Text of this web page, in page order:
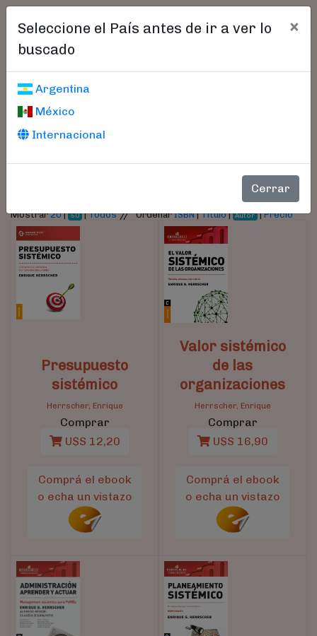
Seleccione el País antes de ir a ver lo
buscado
×
Argentina
México
Internacional
Cerrar
Libros encontrados
Parámetros
Mostrar20| 50 |Todos//OrdenarISBN|Título| Autor |Precio
Presupuesto
sistémico
Herrscher, Enrique
Comprar
U$S 12,20
Comprá el ebook
o echa un vistazo
Valor sistémico
de las
organizaciones
Herrscher, Enrique
Comprar
U$S 16,90
Comprá el ebook
o echa un vistazo